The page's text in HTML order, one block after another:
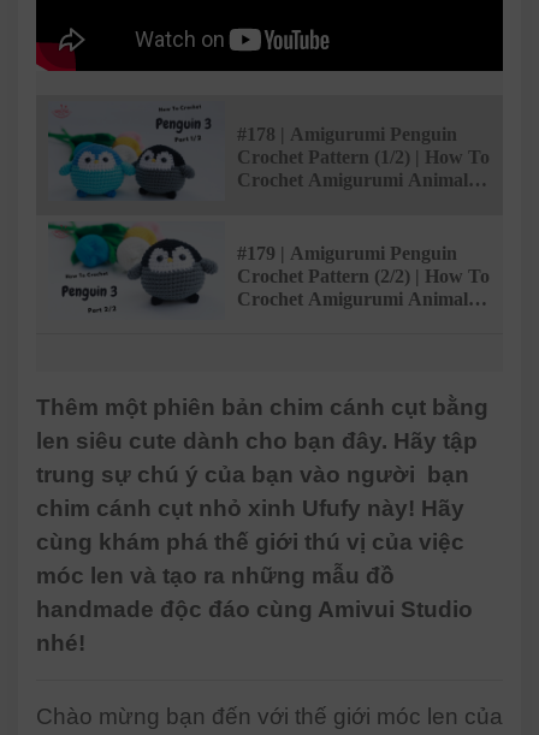
#178 | Amigurumi Penguin
Crochet Pattern (1/2) | How To
Crochet Amigurumi Animals |
#179 | Amigurumi Penguin
Crochet Pattern (2/2) | How To
Crochet Amigurumi Animals |
Thêm một phiên bản chim cánh cụt bằng
len siêu cute dành cho bạn đây. Hãy tập
trung sự chú ý của bạn vào người bạn
chim cánh cụt nhỏ xinh Ufufy này! Hãy
cùng khám phá thế giới thú vị của việc
móc len và tạo ra những mẫu đồ
handmade độc đáo cùng Amivui Studio
nhé!
Chào mừng bạn đến với thế giới móc len của